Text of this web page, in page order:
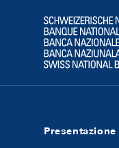
Logo
Presentazione